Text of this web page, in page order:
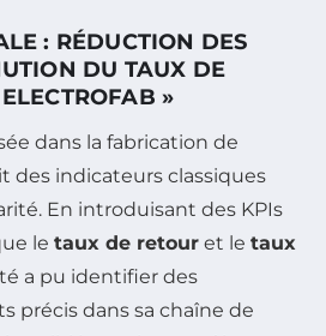
: RÉDUCTION DES
DU TAUX DE
»
dans la fabrication de
des indicateurs classiques
En introduisant des KPIs
le taux de retour et le taux
a pu identifier des
précis dans sa chaîne de